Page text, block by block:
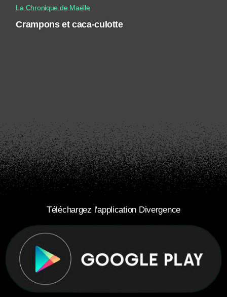
La Chronique de Maëlle
Crampons et caca-culotte
Téléchargez l'application Divergence